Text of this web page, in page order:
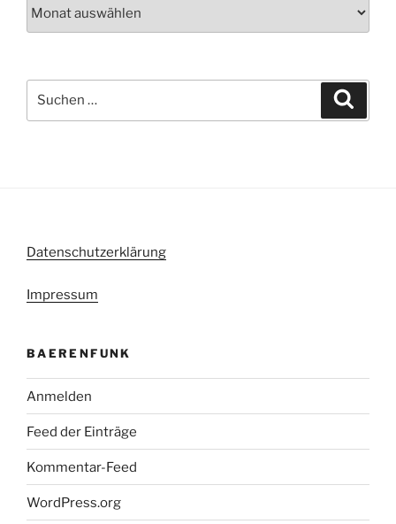
nach:
Datenschutzerklärung
Impressum
BAERENFUNK
Anmelden
Feed der Einträge
Kommentar-Feed
WordPress.org